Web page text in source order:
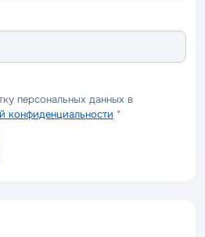
персональных данных в
конфиденциальности *